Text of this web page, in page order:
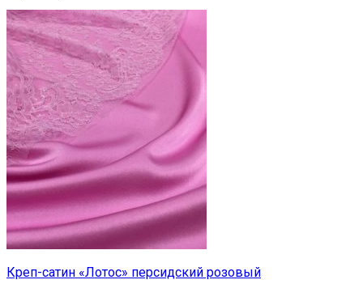
Креп-сатин «Лотос» персидский розовый